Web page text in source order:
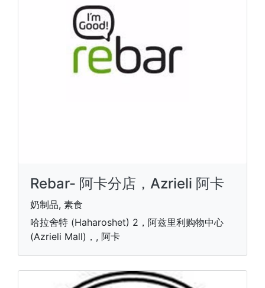
Rebar- 阿卡分店，Azrieli 阿卡
奶制品, 素食
哈拉舍特 (Haharoshet) 2，阿兹里利购物中心
(Azrieli Mall)，, 阿卡